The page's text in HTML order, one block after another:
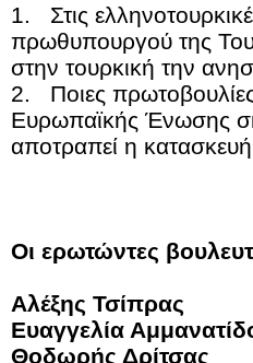
1.
Στις
πρωθυπουργού της
στην τουρκική την
2.
Ποιες
Ευρωπαϊκής Ένωσης
αποτραπεί η
Οι ερωτώντες
Αλέξης Τσίπρας
Ευαγγελία
Θοδωρής Δρίτσας